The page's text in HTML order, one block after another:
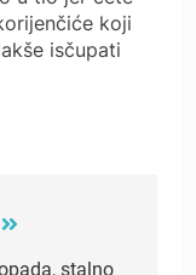
koji
isčupati
stalno